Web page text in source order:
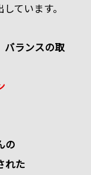
ています。
バランスの取
の
れた